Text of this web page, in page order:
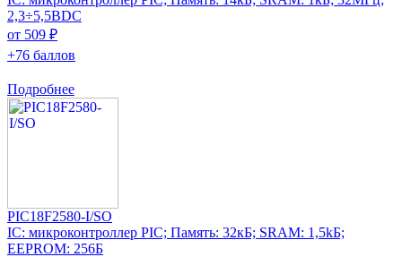
2,3÷5,5ВDC
от 509 ₽
+76 баллов
Подробнее
PIC18F2580-I/SO
IC: микроконтроллер PIC; Память: 32кБ; SRAM: 1,5kБ;
EEPROM: 256Б